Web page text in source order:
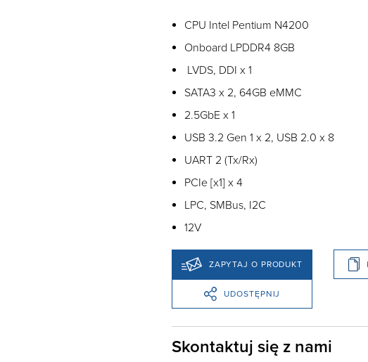
CPU Intel Pentium N4200
Onboard LPDDR4 8GB
LVDS, DDI x 1
SATA3 x 2, 64GB eMMC
2.5GbE x 1
USB 3.2 Gen 1 x 2, USB 2.0 x 8
UART 2 (Tx/Rx)
PCIe [x1] x 4
LPC, SMBus, I2C
12V
ZAPYTAJ O PRODUKT
UDOSTĘPNIJ
Skontaktuj się z nami